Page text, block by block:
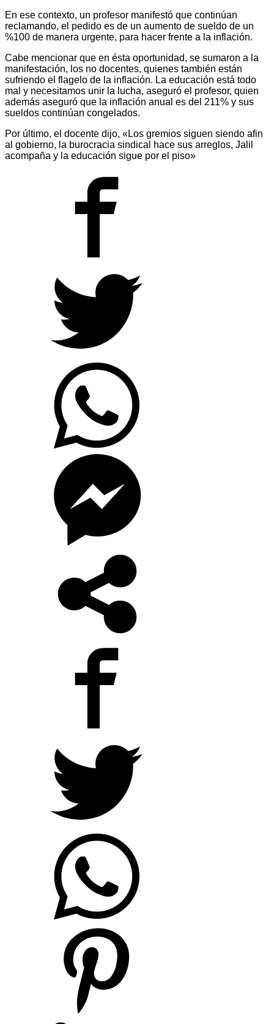
En ese contexto, un profesor manifestó que continúan
reclamando, el pedido es de un aumento de sueldo de un
%100 de manera urgente, para hacer frente a la inflación.
Cabe mencionar que en ésta oportunidad, se sumaron a la
manifestación, los no docentes, quienes también están
sufriendo el flagelo de la inflación. La educación está todo
mal y necesitamos unir la lucha, aseguró el profesor, quien
además aseguró que la inflación anual es del 211% y sus
sueldos continúan congelados.
Por último, el docente dijo, «Los gremios siguen siendo afin
al gobierno, la burocracia sindical hace sus arreglos, Jalil
acompaña y la educación sigue por el piso»